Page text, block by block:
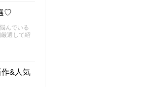
♡
んでいる
選して紹
&人気